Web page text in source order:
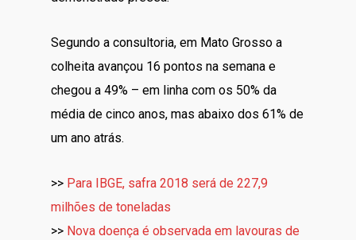
Segundo a consultoria, em Mato Grosso a
colheita avançou 16 pontos na semana e
chegou a 49% – em linha com os 50% da
média de cinco anos, mas abaixo dos 61% de
um ano atrás.
>> Para IBGE, safra 2018 será de 227,9
milhões de toneladas
>> Nova doença é observada em lavouras de